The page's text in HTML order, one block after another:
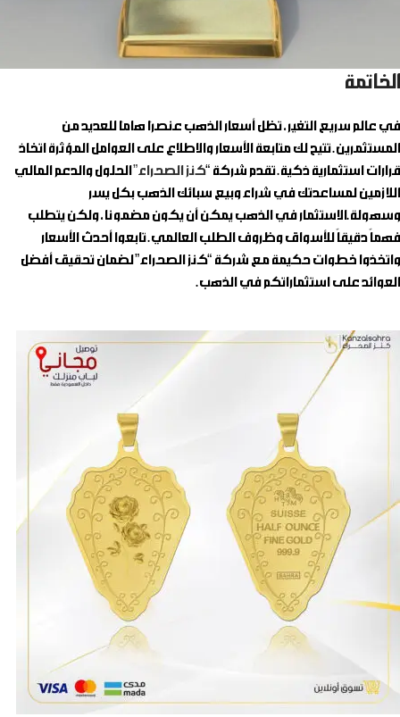
الخاتمة
في عالم سريع التغير، تظل أسعار الذهب عنصرًا هامًا للعديد من
المستثمرين. تتيح لك متابعة الأسعار والاطلاع على العوامل المؤثرة اتخاذ
قرارات استثمارية ذكية. تقدم شركة “كنز الصحراء” الحلول والدعم المالي
اللازمين لمساعدتك في شراء وبيع سبائك الذهب بكل يسر
وسهولة.الاستثمار في الذهب يمكن أن يكون مضمونا، ولكن يتطلب
فهماً دقيقاً للأسواق وظروف الطلب العالمي. تابعوا أحدث الأسعار
واتخذوا خطوات حكيمة مع شركة “كنز الصحراء” لضمان تحقيق أفضل
العوائد على استثماراتكم في الذهب.